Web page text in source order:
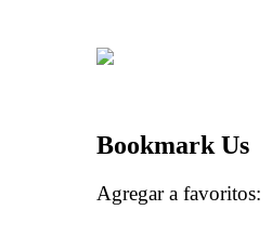
Bookmark Us
Agregar a